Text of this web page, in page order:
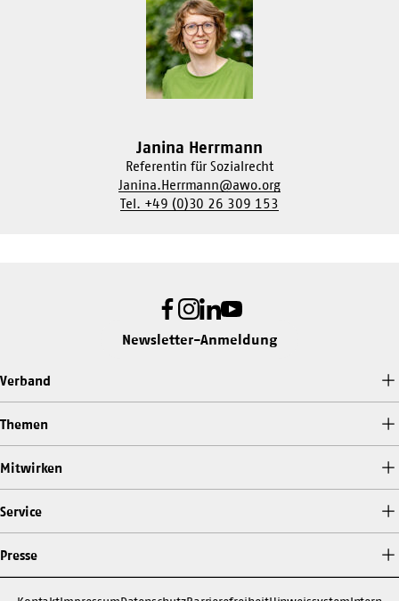
Janina Herrmann
Referentin für Sozialrecht
Janina.Herrmann@awo.org
Tel. +49 (0)30 26 309 153
Facebook
Instagram
LinkedIn
Youtube
Newsletter-Anmeldung
Verband
Themen
Mitwirken
Service
Presse